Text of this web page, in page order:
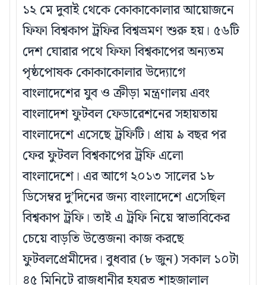
১২ মে দুবাই থেকে কোকাকোলার আয়োজনে
ফিফা বিশ্বকাপ ট্রফির বিশ্বভ্রমণ শুরু হয়। ৫৬টি
দেশ ঘোরার পথে ফিফা বিশ্বকাপের অন্যতম
পৃষ্ঠপোষক কোকাকোলার উদ্যোগে
বাংলাদেশের যুব ও ক্রীড়া মন্ত্রণালয় এবং
বাংলাদেশ ফুটবল ফেডারেশনের সহায়তায়
বাংলাদেশে এসেছে ট্রফিটি। প্রায় ৯ বছর পর
ফের ফুটবল বিশ্বকাপের ট্রফি এলো
বাংলাদেশে। এর আগে ২০১৩ সালের ১৮
ডিসেম্বর দু’দিনের জন্য বাংলাদেশে এসেছিল
বিশ্বকাপ ট্রফি। তাই এ ট্রফি নিয়ে স্বাভাবিকের
চেয়ে বাড়তি উত্তেজনা কাজ করছে
ফুটবলপ্রেমীদের। বুধবার (৮ জুন) সকাল ১০টা
৪৫ মিনিটে রাজধানীর হযরত শাহজালাল